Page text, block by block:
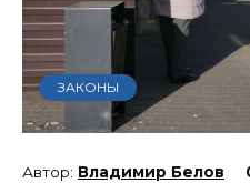
ЗАКОНЫ
Владимир Белов